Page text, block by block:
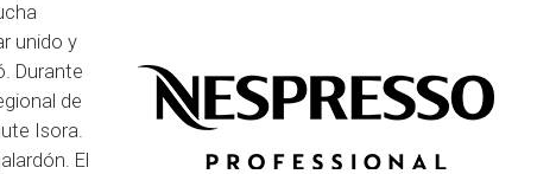
unido y
Durante
de
Isora.
El